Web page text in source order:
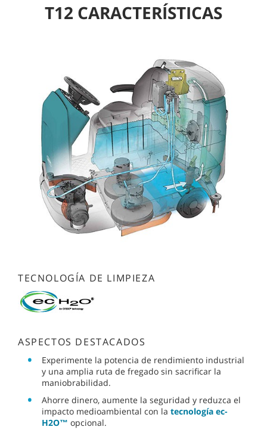
T12 CARACTERÍSTICAS
TECNOLOGÍA DE LIMPIEZA
ASPECTOS DESTACADOS
Experimente la potencia de rendimiento industrial
y una amplia ruta de fregado sin sacrificar la
maniobrabilidad.
Ahorre dinero, aumente la seguridad y reduzca el
impacto medioambiental con la tecnología ec-
H2O™ opcional.